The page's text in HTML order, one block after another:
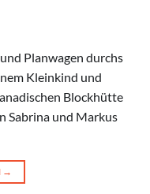
Planwagen durchs
Kleinkind und
Blockhütte
Sabrina und Markus
→